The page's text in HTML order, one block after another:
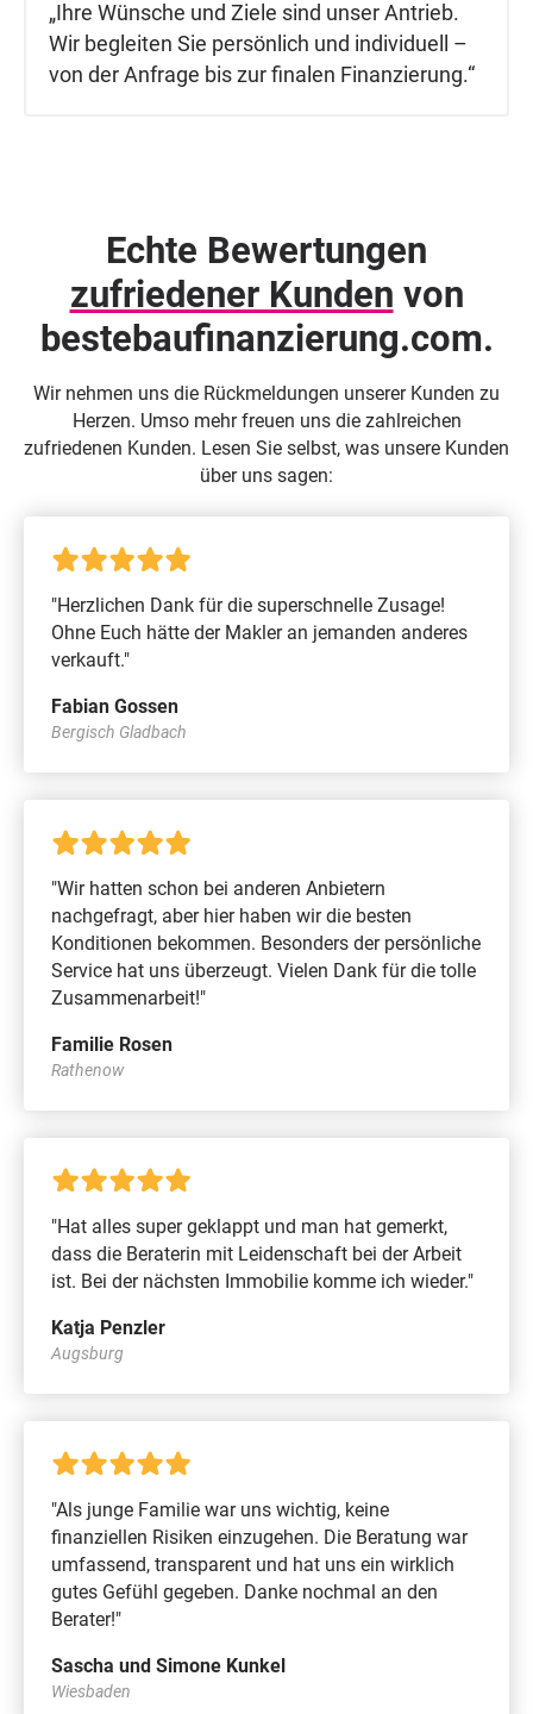
„Ihre Wünsche und Ziele sind unser Antrieb.
Wir begleiten Sie persönlich und individuell –
von der Anfrage bis zur finalen Finanzierung.“
Echte Bewertungen
zufriedener Kunden von
beste­baufinanzierung.com.
Wir nehmen uns die Rückmeldungen unserer Kunden zu
Herzen. Umso mehr freuen uns die zahlreichen
zufriedenen Kunden. Lesen Sie selbst, was unsere Kunden
über uns sagen:
"Herzlichen Dank für die superschnelle Zusage!
Ohne Euch hätte der Makler an jemanden anderes
verkauft."
Fabian Gossen
Bergisch Gladbach
"Wir hatten schon bei anderen Anbietern
nachgefragt, aber hier haben wir die besten
Konditionen bekommen. Besonders der persönliche
Service hat uns überzeugt. Vielen Dank für die tolle
Zusammenarbeit!"
Familie Rosen
Rathenow
"Hat alles super geklappt und man hat gemerkt,
dass die Beraterin mit Leidenschaft bei der Arbeit
ist. Bei der nächsten Immobilie komme ich wieder."
Katja Penzler
Augsburg
"Als junge Familie war uns wichtig, keine
finanziellen Risiken einzugehen. Die Beratung war
umfassend, transparent und hat uns ein wirklich
gutes Gefühl gegeben. Danke nochmal an den
Berater!"
Sascha und Simone Kunkel
Wiesbaden